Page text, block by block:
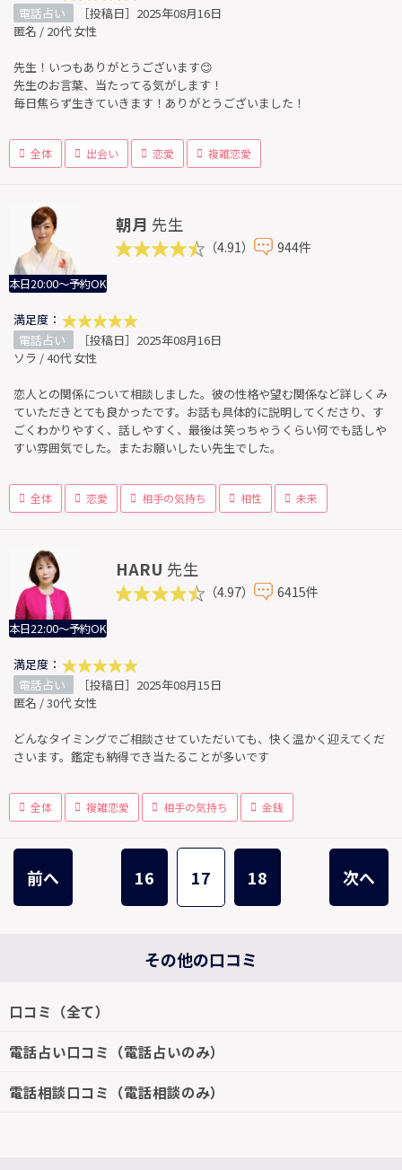
電話占い
［投稿日］2025年08月16日
匿名 / 20代 女性
先生！いつもありがとうございます😊
先生のお言葉、当たってる気がします！
毎日焦らず生きていきます！ありがとうございました！
全体 出会い 恋愛 複雑恋愛
本日20:00～予約OK
朝月 先生
（4.91） 944件
満足度：
電話占い
［投稿日］2025年08月16日
ソラ / 40代 女性
恋人との関係について相談しました。彼の性格や望む関係など詳しくみ
ていただきとても良かったです。お話も具体的に説明してくださり、す
ごくわかりやすく、話しやすく、最後は笑っちゃうくらい何でも話しや
すい雰囲気でした。またお願いしたい先生でした。
全体 恋愛 相手の気持ち 相性 未来
本日22:00～予約OK
HARU 先生
（4.97） 6415件
満足度：
電話占い
［投稿日］2025年08月15日
匿名 / 30代 女性
どんなタイミングでご相談させていただいても、快く温かく迎えてくだ
さいます。鑑定も納得でき当たることが多いです
全体 複雑恋愛 相手の気持ち 金銭
前へ 16 17 18 次へ
その他の口コミ
口コミ（全て）
電話占い口コミ（電話占いのみ）
電話相談口コミ（電話相談のみ）